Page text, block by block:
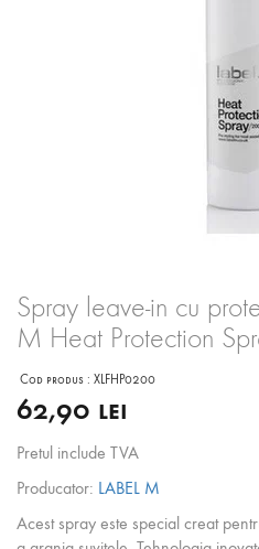
Spray leave-in cu
M Heat Protection
Cod produs : XLFHP0200
62,90 lei
Pretul include TVA
Producator: LABEL M
Acest spray este special creat